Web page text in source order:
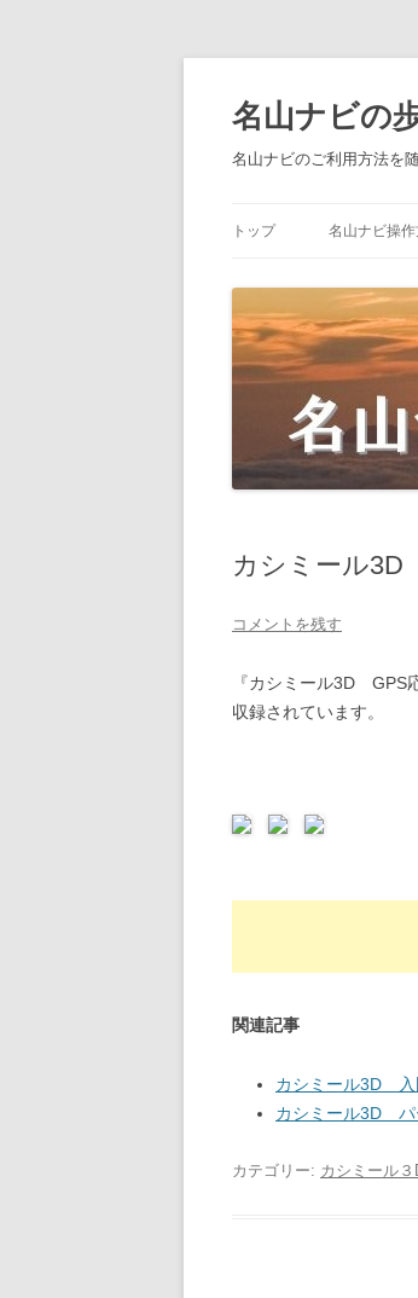
名山ナビの
名山ナビのご利用方法を
トップ 名山ナビ操
MYページ（
プロフィー
連絡先一覧
用）
し）
下山報告
カシミール
コメントを残す
『カシミール3D GPS
収録されています。
関連記事
カシミール3D 入
カシミール3D パ
カテゴリー: カシミール